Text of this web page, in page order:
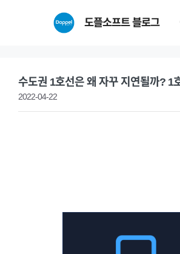
도플소프트 블로그
수도권 1호선은 왜 자꾸 지연될까? 1
2022-04-22